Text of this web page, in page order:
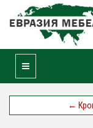
Toggle Navigation
←